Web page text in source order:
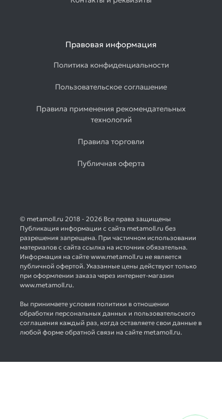
Правовая информация
Политика конфиденциальности
Пользовательское соглашение
Правила применения рекомендательных
технологий
Правила торговли
Публичная оферта
© metamoll.ru 2018 - 2026 Все права защищены
Публикация информации с сайта metamoll.ru без
разрешения запрещена. При частичном использовании
материалов с сайта ссылка на источник обязательна.
Информация на сайте www.metamoll.ru не является
публичной офертой. Указанные цены действуют только
при оформлении заказа через интернет-магазин
www.metamoll.ru.
Вы принимаете условия политики в отношении
обработки персональных данных и пользовательского
соглашения каждый раз, когда оставляете свои данные в
любой форме обратной связи на сайте metamoll.ru.